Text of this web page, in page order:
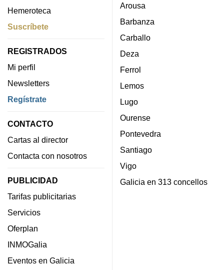
Hemeroteca
Suscríbete
REGISTRADOS
Mi perfil
Newsletters
Regístrate
CONTACTO
Cartas al director
Contacta con nosotros
PUBLICIDAD
Tarifas publicitarias
Servicios
Oferplan
INMOGalia
Eventos en Galicia
Arousa
Barbanza
Carballo
Deza
Ferrol
Lemos
Lugo
Ourense
Pontevedra
Santiago
Vigo
Galicia en 313 concellos